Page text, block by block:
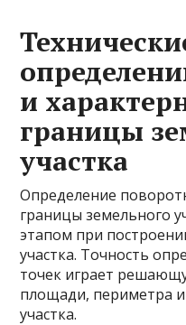
и
границы
участка
Определение
границы земельного
этапом при
участка. Точность
точек играет
площади, периметра
участка.